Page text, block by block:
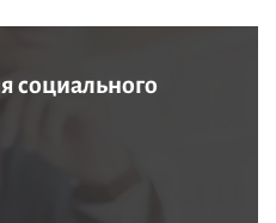
социального